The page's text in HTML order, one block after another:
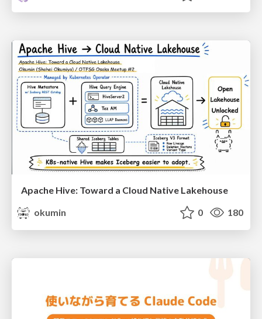
Apache Hive: Toward a Cloud Native Lakehouse
okumin
0 180